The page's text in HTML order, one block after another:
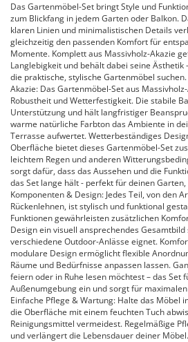
Das Gartenmöbel-Set bringt Style und
zum Blickfang in jedem Garten oder Balkon.
klaren Linien und minimalistischen Details
gleichzeitig den passenden Komfort für
Momente. Komplett aus Massivholz-Akazie
Langlebigkeit und behält dabei seine
die praktische, stylische Gartenmöbel
Akazie: Das Gartenmöbel-Set aus
Robustheit und Wetterfestigkeit. Die stabile
Unterstützung und hält langfristiger
warme natürliche Farbton das Ambiente in
Terrasse aufwertet. Wetterbeständiges
Oberfläche bietet dieses Gartenmöbel-Set
leichtem Regen und anderen
sorgt dafür, dass das Aussehen und die
das Set lange hält - perfekt für deinen
Komponenten & Design: Jedes Teil, von den
Rückenlehnen, ist stylisch und funktional
Funktionen gewährleisten zusätzlichen
Design ein visuell ansprechendes
verschiedene Outdoor-Anlässe eignet.
modulare Design ermöglicht flexible
Räume und Bedürfnisse anpassen lassen.
feiern oder in Ruhe lesen möchtest – das Set
Außenumgebung ein und sorgt für
Einfache Pflege & Wartung: Halte das Möbel
die Oberfläche mit einem feuchten Tuch
Reinigungsmittel vermeidest. Regelmäßige
und verlängert die Lebensdauer deiner Möbel.